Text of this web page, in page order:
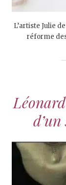
L’artiste Julie
réforme